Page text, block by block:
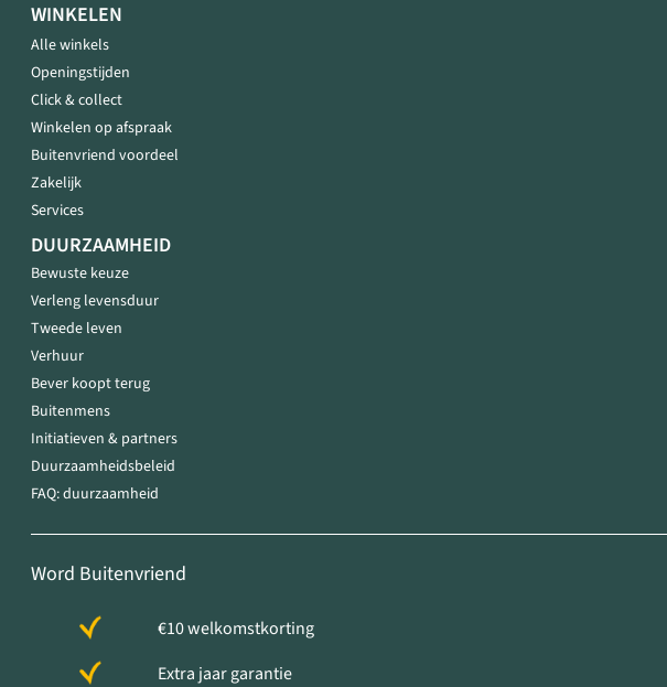
WINKELEN
Alle winkels
Openingstijden
Click & collect
Winkelen op afspraak
Buitenvriend voordeel
Zakelijk
Services
DUURZAAMHEID
Bewuste keuze
Verleng levensduur
Tweede leven
Verhuur
Bever koopt terug
Buitenmens
Initiatieven & partners
Duurzaamheidsbeleid
FAQ: duurzaamheid
Word Buitenvriend
€10 welkomstkorting
Extra jaar garantie